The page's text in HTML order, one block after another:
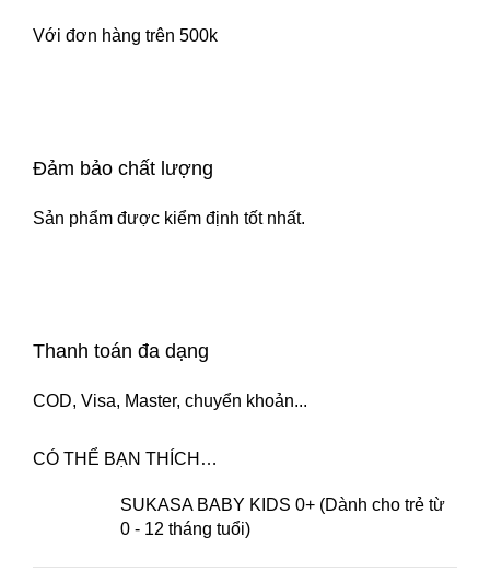
Với đơn hàng trên 500k
Đảm bảo chất lượng
Sản phẩm được kiểm định tốt nhất.
Thanh toán đa dạng
COD, Visa, Master, chuyển khoản...
CÓ THỂ BẠN THÍCH…
SUKASA BABY KIDS 0+ (Dành cho trẻ từ
0 - 12 tháng tuổi)